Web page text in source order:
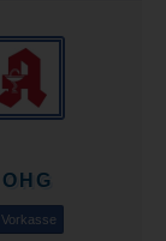
Vorkasse